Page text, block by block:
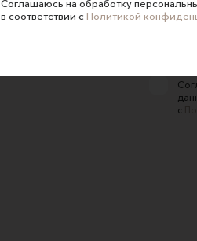
с
Соглашаюсь на обработку
в соответствии с Политикой